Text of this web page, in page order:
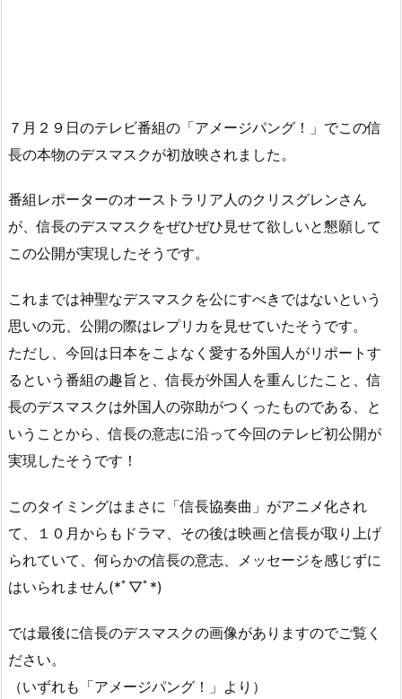
７月２９日のテレビ番組の「アメージパング！」でこの信
長の本物のデスマスクが初放映されました。
番組レポーターのオーストラリア人のクリスグレンさん
が、信長のデスマスクをぜひぜひ見せて欲しいと懇願して
この公開が実現したそうです。
これまでは神聖なデスマスクを公にすべきではないという
思いの元、公開の際はレプリカを見せていたそうです。
ただし、今回は日本をこよなく愛する外国人がリポートす
るという番組の趣旨と、信長が外国人を重んじたこと、信
長のデスマスクは外国人の弥助がつくったものである、と
いうことから、信長の意志に沿って今回のテレビ初公開が
実現したそうです！
このタイミングはまさに「信長協奏曲」がアニメ化され
て、１０月からもドラマ、その後は映画と信長が取り上げ
られていて、何らかの信長の意志、メッセージを感じずに
はいられません(*ﾟ▽ﾟ*)
では最後に信長のデスマスクの画像がありますのでご覧く
ださい。
（いずれも「アメージパング！」より）